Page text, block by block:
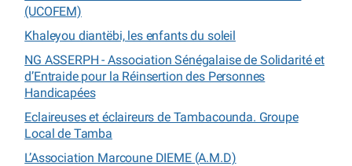
(UCOFEM)
Khaleyou diantëbi, les enfants du soleil
NG ASSERPH - Association Sénégalaise de Solidarité et
d’Entraide pour la Réinsertion des Personnes
Handicapées
Eclaireuses et éclaireurs de Tambacounda. Groupe
Local de Tamba
L’Association Marcoune DIEME (A.M.D)